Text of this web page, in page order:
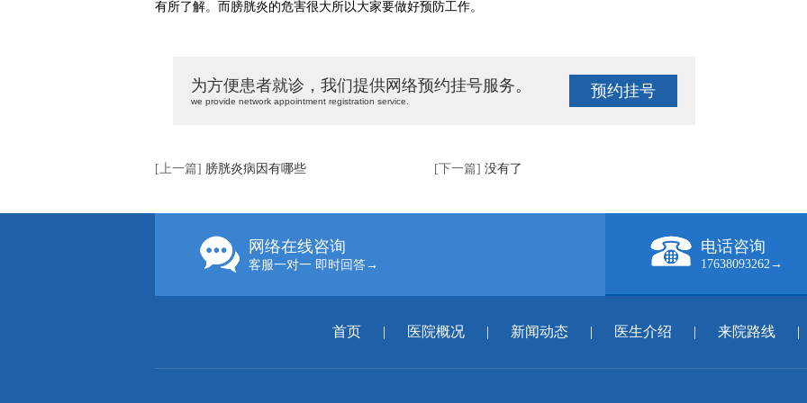
有所了解。而膀胱炎的危害很大所以大家要做好预防工作。
为方便患者就诊，我们提供网络预约挂号服务。
we provide network appointment registration service.
预约挂号
[上一篇] 膀胱炎病因有哪些 [下一篇] 没有了
网络在线咨询
客服一对一 即时回答→
电话咨询
17638093262→
首页 | 医院概况 | 新闻动态 | 医生介绍 | 来院路线 |